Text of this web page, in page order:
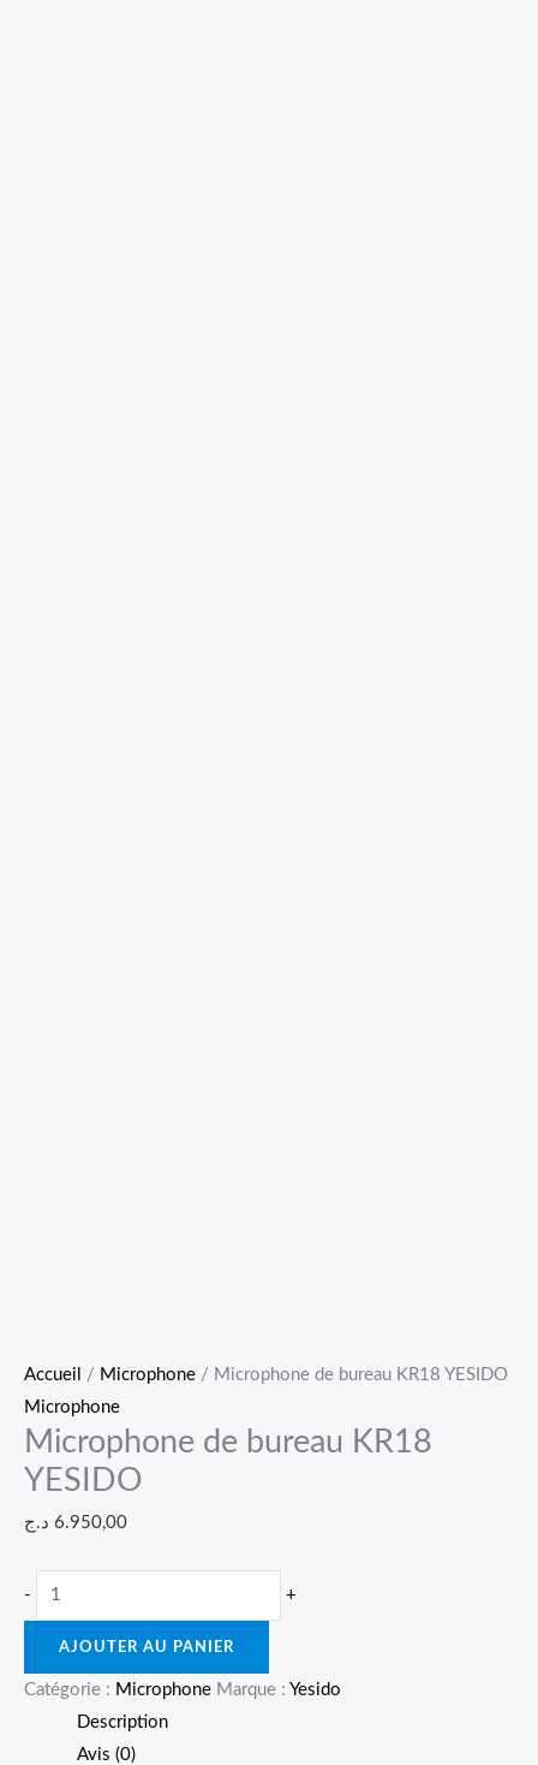
Accueil / Microphone / Microphone de bureau KR18 YESIDO
Microphone
Microphone de bureau KR18
YESIDO
6.950,00 د.ج
- +
AJOUTER AU PANIER
Catégorie : Microphone Marque : Yesido
Description
Avis (0)